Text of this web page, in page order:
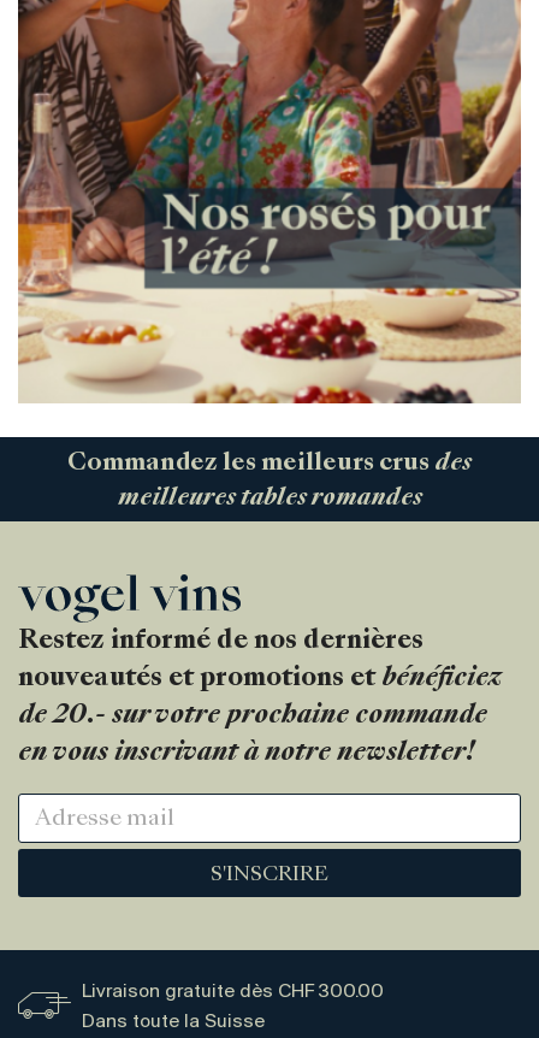
Commandez les meilleurs crus des
meilleures tables romandes
Restez informé de nos dernières
nouveautés et promotions et bénéficiez
de 20.- sur votre prochaine commande
en vous inscrivant à notre newsletter!
S'INSCRIRE
Livraison gratuite dès CHF 300.00
Dans toute la Suisse